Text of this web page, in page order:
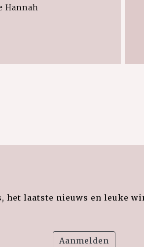
Hannah
het laatste nieuws en leuke
Aanmelden